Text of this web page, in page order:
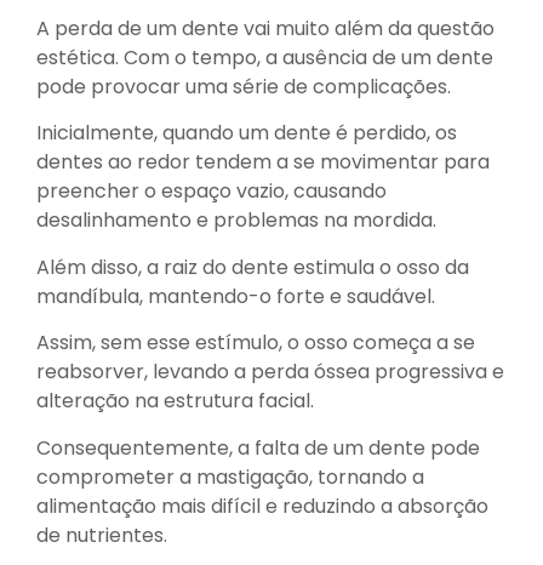
A perda de um dente vai muito além da questão
estética. Com o tempo, a ausência de um dente
pode provocar uma série de complicações.
Inicialmente, quando um dente é perdido, os
dentes ao redor tendem a se movimentar para
preencher o espaço vazio, causando
desalinhamento e problemas na mordida.
Além disso, a raiz do dente estimula o osso da
mandíbula, mantendo-o forte e saudável.
Assim, sem esse estímulo, o osso começa a se
reabsorver, levando a perda óssea progressiva e
alteração na estrutura facial.
Consequentemente, a falta de um dente pode
comprometer a mastigação, tornando a
alimentação mais difícil e reduzindo a absorção
de nutrientes.